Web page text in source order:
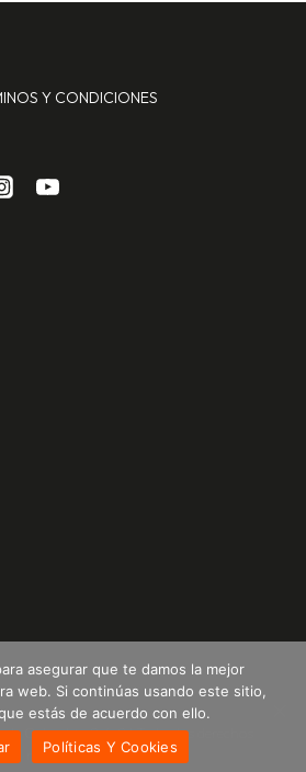
Y CONDICIONES
Colombia S.A.S | Todos los derechos
reservados
asegurar que te damos la mejor
web. Si continúas usando este sitio,
estás de acuerdo con ello.
Políticas Y Cookies